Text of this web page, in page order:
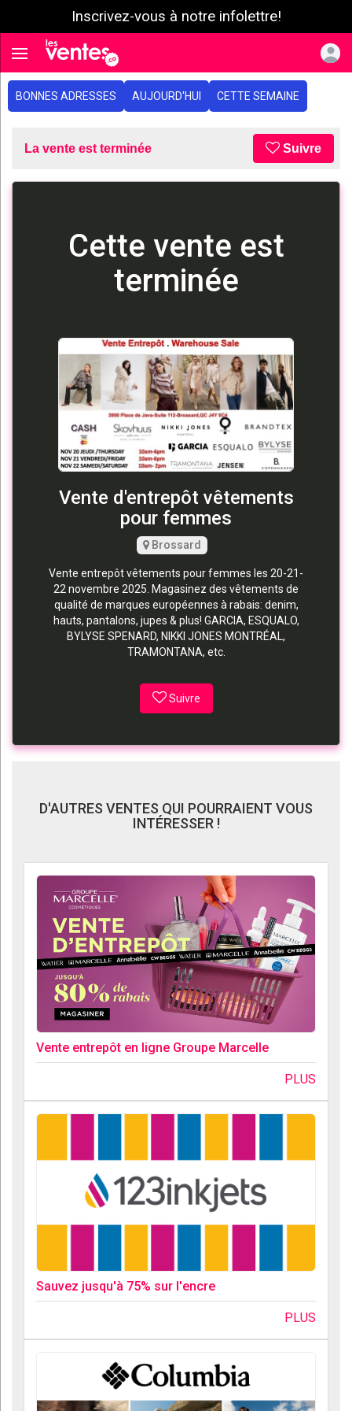
Inscrivez-vous à notre infolettre!
Toggle navigation
BONNES ADRESSES AUJOURD'HUI CETTE SEMAINE
La vente est terminée Suivre
Cette vente est
terminée
Vente d'entrepôt vêtements
pour femmes
Brossard
Vente entrepôt vêtements pour femmes les 20-21-
22 novembre 2025. Magasinez des vêtements de
qualité de marques européennes à rabais: denim,
hauts, pantalons, jupes & plus! GARCIA, ESQUALO,
BYLYSE SPENARD, NIKKI JONES MONTRÉAL,
TRAMONTANA, etc.
Suivre
D'AUTRES VENTES QUI POURRAIENT VOUS
INTÉRESSER !
Vente entrepôt en ligne Groupe Marcelle
PLUS
Sauvez jusqu'à 75% sur l'encre
PLUS